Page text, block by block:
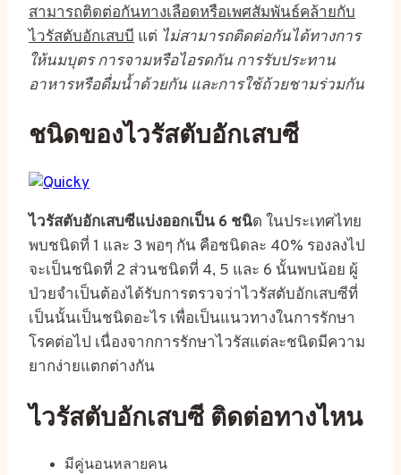
สามารถติดต่อกันทางเลือดหรือเพศสัมพันธ์คล้ายกับ
ไวรัสตับอักเสบบี แต่ ไม่สามารถติดต่อกันได้ทางการ
ให้นมบุตร การจามหรือไอรดกัน การรับประทาน
อาหารหรือดื่มน้ำด้วยกัน และการใช้ถ้วยชามร่วมกัน
ชนิดของไวรัสตับอักเสบซี
ไวรัสตับอักเสบซีแบ่งออกเป็น 6 ชนิด ในประเทศไทย
พบชนิดที่ 1 และ 3 พอๆ กัน คือชนิดละ 40% รองลงไป
จะเป็นชนิดที่ 2 ส่วนชนิดที่ 4, 5 และ 6 นั้นพบน้อย ผู้
ป่วยจำเป็นต้องได้รับการตรวจว่าไวรัสตับอักเสบซีที่
เป็นนั้นเป็นชนิดอะไร เพื่อเป็นแนวทางในการรักษา
โรคต่อไป เนื่องจากการรักษาไวรัสแต่ละชนิดมีความ
ยากง่ายแตกต่างกัน
ไวรัสตับอักเสบซี ติดต่อทางไหน
มีคู่นอนหลายคน